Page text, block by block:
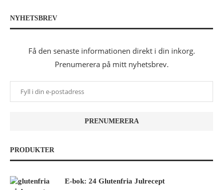
NYHETSBREV
Få den senaste informationen direkt i din inkorg.
Prenumerera på mitt nyhetsbrev.
PRODUKTER
E-bok: 24 Glutenfria Julrecept